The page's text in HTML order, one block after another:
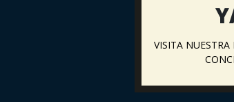
VISITA